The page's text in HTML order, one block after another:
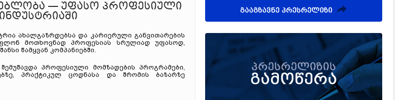
— უფასო პროფესიული
ახალგაზრდებსა და კარიერული განვითარების
მოთხოვნად პროფესიას სრულიად უფასოდ,
წამყვან კომპანიებში.
პროფესიული მომზადების პროგრამები,
პრაქტიკულ ცოდნასა და შრომის ბაზარზე